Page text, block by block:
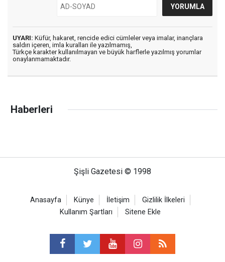
UYARI: Küfür, hakaret, rencide edici cümleler veya imalar, inançlara
saldırı içeren, imla kuralları ile yazılmamış,
Türkçe karakter kullanılmayan ve büyük harflerle yazılmış yorumlar
onaylanmamaktadır.
Haberleri
Şişli Gazetesi © 1998
Anasayfa Künye İletişim
Gizlilik İlkeleri
Kullanım Şartları
Sitene Ekle